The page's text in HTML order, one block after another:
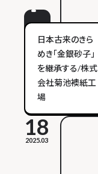
日本古来のきら
めき「金銀砂子」
を継承する/株式
会社菊池襖紙工
場
18
2025.03